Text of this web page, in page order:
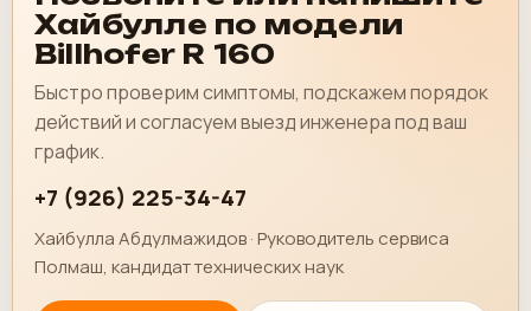
Хайбулле по модели
Billhofer R 160
Быстро проверим симптомы, подскажем порядок
действий и согласуем выезд инженера под ваш
график.
+7 (926) 225-34-47
Хайбулла Абдулмажидов · Руководитель сервиса
Полмаш, кандидат технических наук